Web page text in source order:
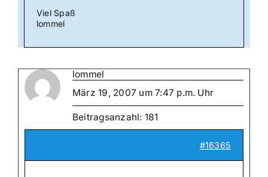
Viel Spaß
lommel
lommel
März 19, 2007 um 7:47 p.m. Uhr
Beitragsanzahl: 181
#16365